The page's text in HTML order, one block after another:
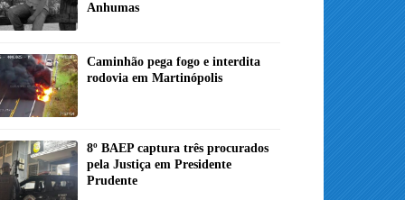
Anhumas
Caminhão pega fogo e interdita
rodovia em Martinópolis
8º BAEP captura três procurados
pela Justiça em Presidente
Prudente